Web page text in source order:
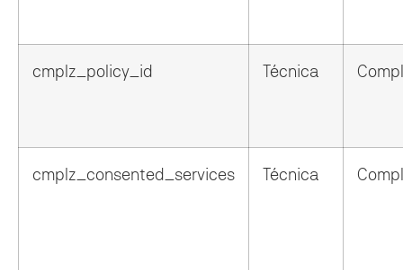
cmplz_policy_id Técnica
cmplz_consented_services Técnica